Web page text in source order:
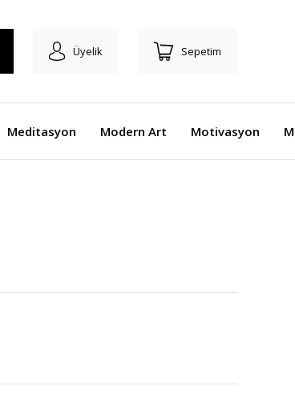
Üyelik Sepetim
Meditasyon Modern Art Motivasyon